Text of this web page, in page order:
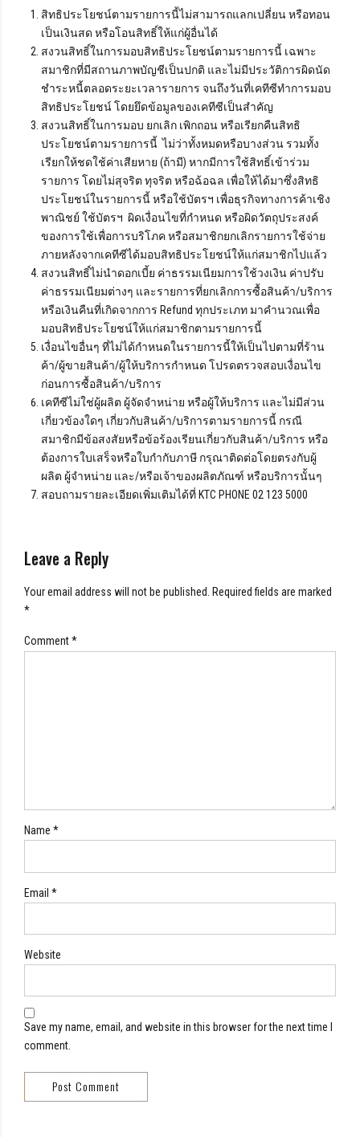
สิทธิประโยชน์ตามรายการนี้ไม่สามารถแลกเปลี่ยน หรือทอน
เป็นเงินสด หรือโอนสิทธิ์ให้แก่ผู้อื่นได้
สงวนสิทธิ์ในการมอบสิทธิประโยชน์ตามรายการนี้ เฉพาะ
สมาชิกที่มีสถานภาพบัญชีเป็นปกติ และไม่มีประวัติการผิดนัด
ชำระหนี้ตลอดระยะเวลารายการ จนถึงวันที่เคทีซีทำการมอบ
สิทธิประโยชน์ โดยยึดข้อมูลของเคทีซีเป็นสำคัญ
สงวนสิทธิ์ในการมอบ ยกเลิก เพิกถอน หรือเรียกคืนสิทธิ
ประโยชน์ตามรายการนี้ ไม่ว่าทั้งหมดหรือบางส่วน รวมทั้ง
เรียกให้ชดใช้ค่าเสียหาย (ถ้ามี) หากมีการใช้สิทธิ์เข้าร่วม
รายการ โดยไม่สุจริต ทุจริต หรือฉ้อฉล เพื่อให้ได้มาซึ่งสิทธิ
ประโยชน์ในรายการนี้ หรือใช้บัตรฯ เพื่อธุรกิจทางการค้าเชิง
พาณิชย์ ใช้บัตรฯ ผิดเงื่อนไขที่กำหนด หรือผิดวัตถุประสงค์
ของการใช้เพื่อการบริโภค หรือสมาชิกยกเลิกรายการใช้จ่าย
ภายหลังจากเคทีซีได้มอบสิทธิประโยชน์ให้แก่สมาชิกไปแล้ว
สงวนสิทธิ์ไม่นำดอกเบี้ย ค่าธรรมเนียมการใช้วงเงิน ค่าปรับ
ค่าธรรมเนียมต่างๆ และรายการที่ยกเลิกการซื้อสินค้า/บริการ
หรือเงินคืนที่เกิดจากการ Refund ทุกประเภท มาคำนวณเพื่อ
มอบสิทธิประโยชน์ให้แก่สมาชิกตามรายการนี้
เงื่อนไขอื่นๆ ที่ไม่ได้กำหนดในรายการนี้ให้เป็นไปตามที่ร้าน
ค้า/ผู้ขายสินค้า/ผู้ให้บริการกำหนด โปรดตรวจสอบเงื่อนไข
ก่อนการซื้อสินค้า/บริการ
เคทีซีไม่ใช่ผู้ผลิต ผู้จัดจำหน่าย หรือผู้ให้บริการ และไม่มีส่วน
เกี่ยวข้องใดๆ เกี่ยวกับสินค้า/บริการตามรายการนี้ กรณี
สมาชิกมีข้อสงสัยหรือข้อร้องเรียนเกี่ยวกับสินค้า/บริการ หรือ
ต้องการใบเสร็จหรือใบกำกับภาษี กรุณาติดต่อโดยตรงกับผู้
ผลิต ผู้จำหน่าย และ/หรือเจ้าของผลิตภัณฑ์ หรือบริการนั้นๆ
สอบถามรายละเอียดเพิ่มเติมได้ที่ KTC PHONE 02 123 5000
Leave a Reply
Your email address will not be published. Required fields are marked
*
Comment*
Name *
Email *
Website
Save my name, email, and website in this browser for the next time I
comment.
Post Comment